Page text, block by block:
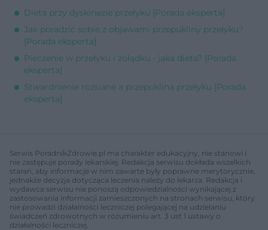
Dieta przy dyskinezie przełyku [Porada eksperta]
Jak poradzić sobie z objawami przepukliny przełyku?
[Porada eksperta]
Pieczenie w przełyku i żołądku - jaka dieta? [Porada
eksperta]
Stwardnienie rozsiane a przepuklina przełyku [Porada
eksperta]
Serwis PoradnikZdrowie.pl ma charakter edukacyjny, nie stanowi i
nie zastępuje porady lekarskiej. Redakcja serwisu dokłada wszelkich
starań, aby informacje w nim zawarte były poprawne merytorycznie,
jednakże decyzja dotycząca leczenia należy do lekarza. Redakcja i
wydawca serwisu nie ponoszą odpowiedzialności wynikającej z
zastosowania informacji zamieszczonych na stronach serwisu, który
nie prowadzi działalności leczniczej polegającej na udzielaniu
świadczeń zdrowotnych w rozumieniu art. 3 ust 1 ustawy o
działalności leczniczej.